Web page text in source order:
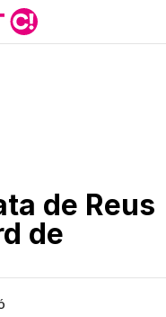
de Reus
de